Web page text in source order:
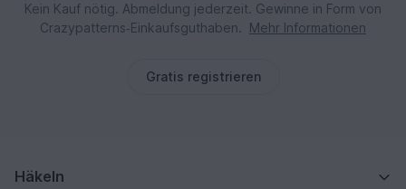
Kein Kauf nötig. Abmeldung jederzeit. Gewinne in Form von
Crazypatterns‑Einkaufsguthaben.
Mehr Informationen
Gratis registrieren
Häkeln